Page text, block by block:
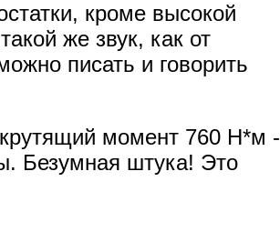
кроме высокой
же звук, как от
писать и говорить
момент 760 Н*м -
Безумная штука! Это